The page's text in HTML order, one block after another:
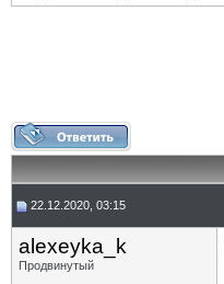
22.12.2020, 03:15
alexeyka_k
Продвинутый